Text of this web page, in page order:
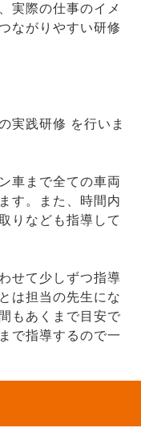
実際の仕事のイメ
ながりやすい研修
実践研修 を行いま
車まで全ての車両
す。また、時間内
りなども指導して
せて少しずつ指導
は担当の先生にな
もあくまで目安で
で指導するので一